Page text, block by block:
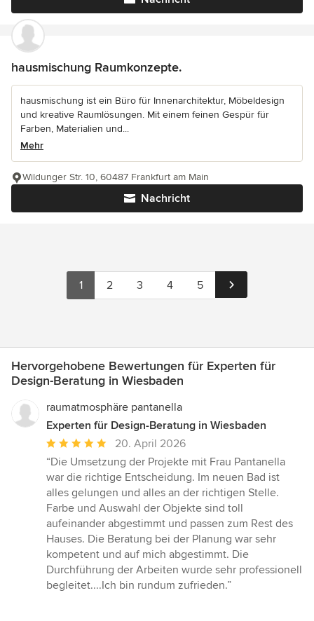
hausmischung Raumkonzepte.
hausmischung ist ein Büro für Innenarchitektur, Möbeldesign
und kreative Raumlösungen. Mit einem feinen Gespür für
Farben, Materialien und...
Mehr
Nachricht
Wildunger Str. 10, 60487 Frankfurt am Main
1 2 3 4 5
Hervorgehobene Bewertungen für Experten für
Design-Beratung in Wiesbaden
raumatmosphäre pantanella
Experten für Design-Beratung in Wiesbaden
Durchschnittliche
Bewertung:
5
von
5
Sternen
20. April 2026
“Die Umsetzung der Projekte mit Frau Pantanella
war die richtige Entscheidung. Im neuen Bad ist
alles gelungen und alles an der richtigen Stelle.
Farbe und Auswahl der Objekte sind toll
aufeinander abgestimmt und passen zum Rest des
Hauses. Die Beratung bei der Planung war sehr
kompetent und auf mich abgestimmt. Die
Durchführung der Arbeiten wurde sehr professionell
begleitet....Ich bin rundum zufrieden.”